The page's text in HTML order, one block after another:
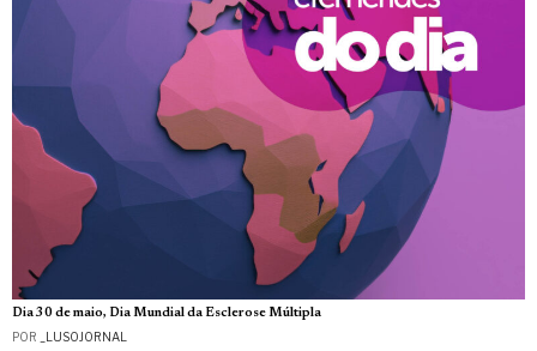
Dia 30 de maio, Dia Mundial da Esclerose Múltipla
POR _LUSOJORNAL